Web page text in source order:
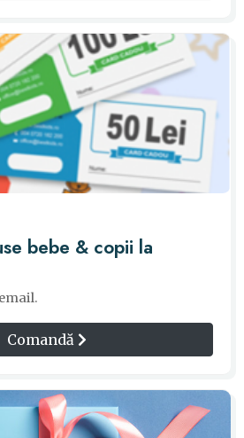
bebe & copii la
Comandă